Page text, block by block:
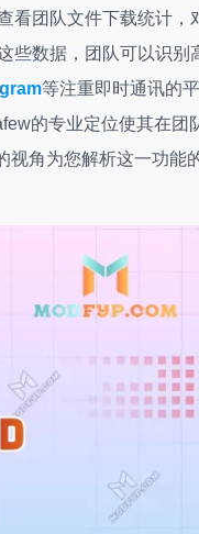
看团队文件下载统计，
些数据，团队可以识别
等注重即时通讯的平
的专业定位使其在团
视角为您解析这一功能